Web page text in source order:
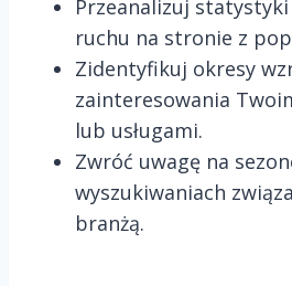
Przeanalizuj
ruchu na stronie z
Zidentyfikuj okresy
zainteresowania
lub usługami.
Zwróć uwagę na
wyszukiwaniach
branżą.